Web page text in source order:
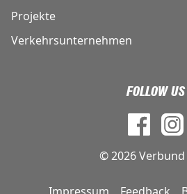
Projekte
Verkehrsunternehmen
FOLLOW US
© 2026 Verbund